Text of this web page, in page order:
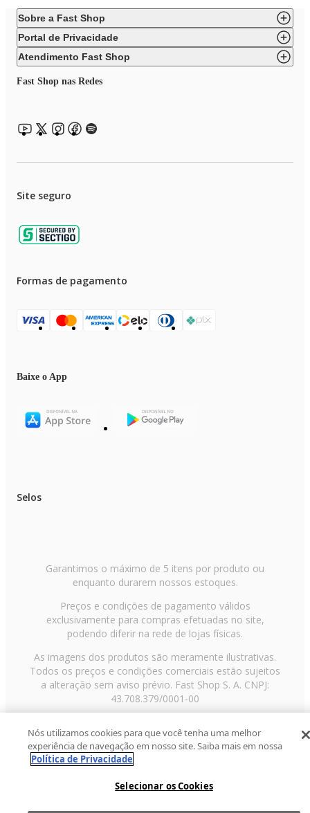
Sobre a Fast Shop
Portal de Privacidade
Atendimento Fast Shop
Fast Shop nas Redes
Site seguro
Formas de pagamento
Baixe o App
Selos
Garantimos o máximo de 5 itens por produto ou
enquanto durarem nossos estoques.
Preços e condições de pagamento válidos
exclusivamente para compras efetuadas no site,
podendo diferir na rede de lojas físicas.
As imagens dos produtos são meramente ilustrativas.
Todos os preços e condições comerciais estão sujeitos
a alteração sem aviso prévio. Fast Shop S. A. CNPJ:
43.708.379/0001-00
Paulo/SP, CEP 02029-001, Telefone: 11 3003-3728 ©
2013 Fast Shop - Todos os direitos reservadosRF
Nós utilizamos cookies para que você tenha uma melhor
experiência de navegação em nosso site. Saiba mais em nossa
Política de Privacidade
Selecionar os Cookies